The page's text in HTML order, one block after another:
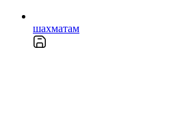
шахматам